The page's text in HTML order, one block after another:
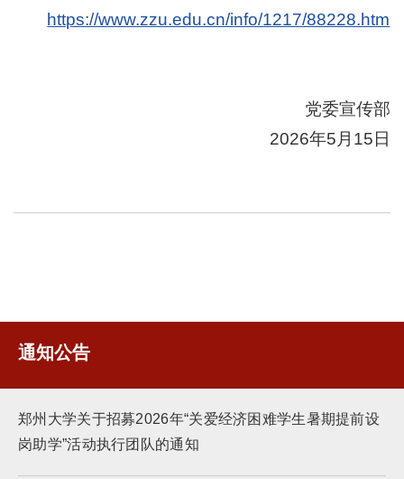
https://www.zzu.edu.cn/info/1217/88228.htm
党委宣传部
2026年5月15日
通知公告
郑州大学关于招募2026年“关爱经济困难学生暑期提前设
岗助学”活动执行团队的通知